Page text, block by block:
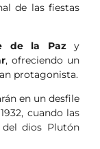
de las fiestas
de la Pazy
, ofreciendo un
protagonista.
en un desfile
cuando las
del dios Plutón